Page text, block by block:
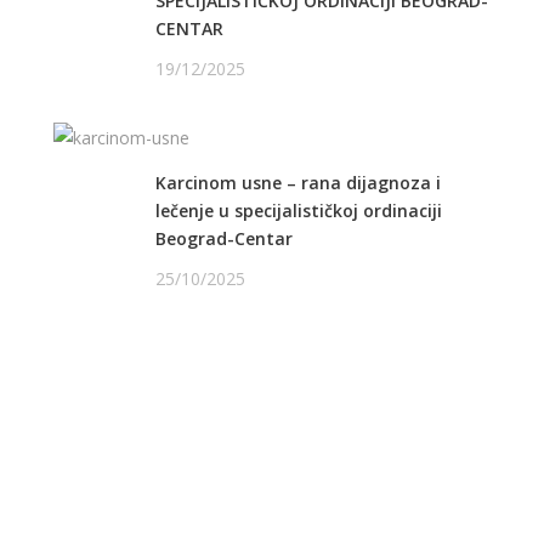
CENTAR
19/12/2025
Karcinom usne – rana dijagnoza i
lečenje u specijalističkoj ordinaciji
Beograd-Centar
25/10/2025